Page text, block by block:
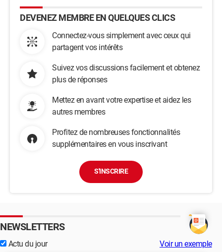
DEVENEZ MEMBRE EN QUELQUES CLICS
Connectez-vous simplement avec ceux qui
partagent vos intérêts
Suivez vos discussions facilement et obtenez
plus de réponses
Mettez en avant votre expertise et aidez les
autres membres
Profitez de nombreuses fonctionnalités
supplémentaires en vous inscrivant
S'INSCRIRE
NEWSLETTERS
Actu du jour Voir un exemple